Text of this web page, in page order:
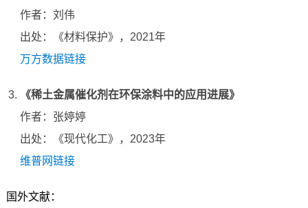
作者：刘伟
出处：《材料保护》，2021年
万方数据链接
《稀土金属催化剂在环保涂料中的应用进展》
作者：张婷婷
出处：《现代化工》，2023年
维普网链接
国外文献：